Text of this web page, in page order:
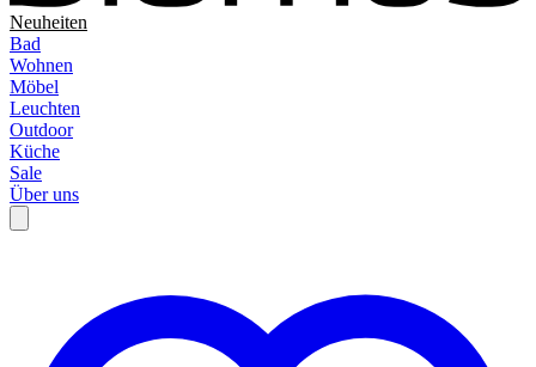
Neuheiten
Bad
Wohnen
Möbel
Leuchten
Outdoor
Küche
Sale
Über uns